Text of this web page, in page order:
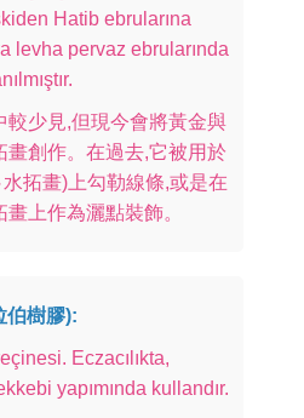
Hatib ebrularına
levha pervaz ebrularında
較少見,但現今會將黃金與
畫創作。在過去,它被用於
拓畫)上勾勒線條,或是在
上作為灑點裝飾。
伯樹膠):
Eczacılıkta,
yapımında kullandır.